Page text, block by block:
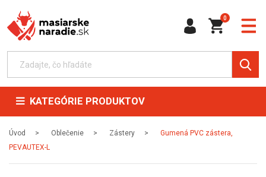
0
KATEGÓRIE PRODUKTOV
Úvod Oblečenie Zástery
Gumená PVC zástera,
PEVAUTEX-L